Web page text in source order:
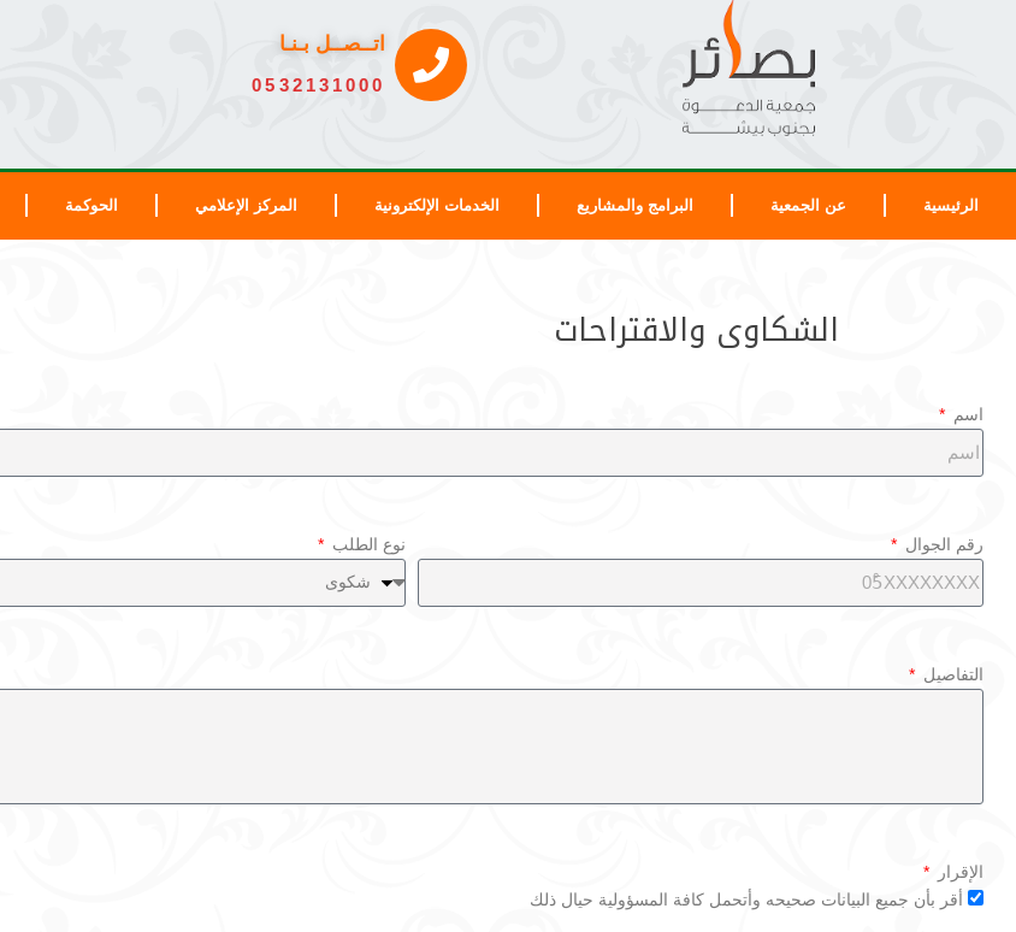
اتــصــل بـنـا
0532131000
الرئيسية عن الجمعية البرامج والمشاريع الخدمات الإلكترونية المركز الإعلامي الحوكمة
الشكاوى والاقتراحات
اسم
رقم الجوال نوع الطلب
التفاصيل
الإقرار
أقر بأن جميع البيانات صحيحه وأتحمل كافة المسؤولية حيال ذلك